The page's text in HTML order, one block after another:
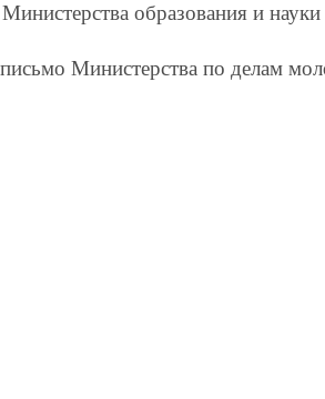
образования и
Министерства по делам